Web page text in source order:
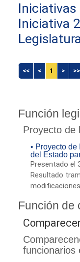
Iniciativas
Iniciativa
<< < 1 > >>
Función
Proyecto de
• Proyecto
del Estado
Presentado el
Resultado
modificaciones
Función de
funcionarios